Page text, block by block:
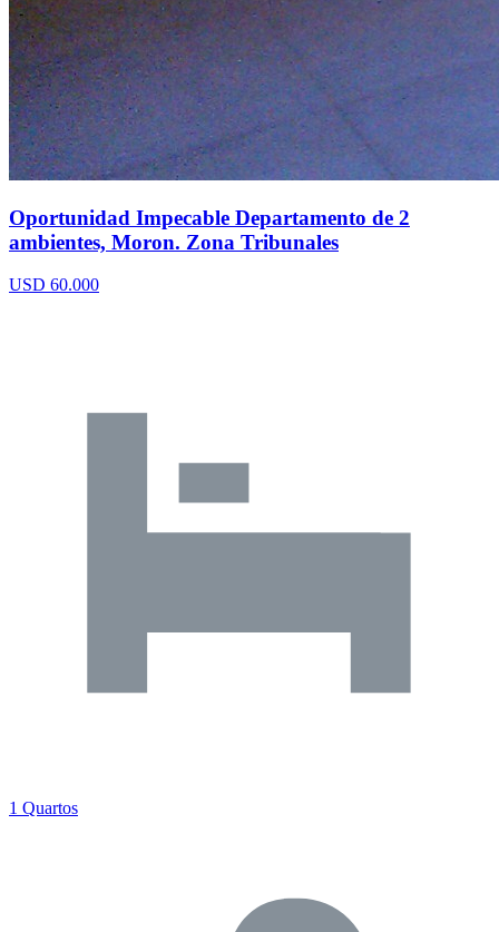
Oportunidad Impecable Departamento de 2
ambientes, Moron. Zona Tribunales
USD 60.000
1 Quartos